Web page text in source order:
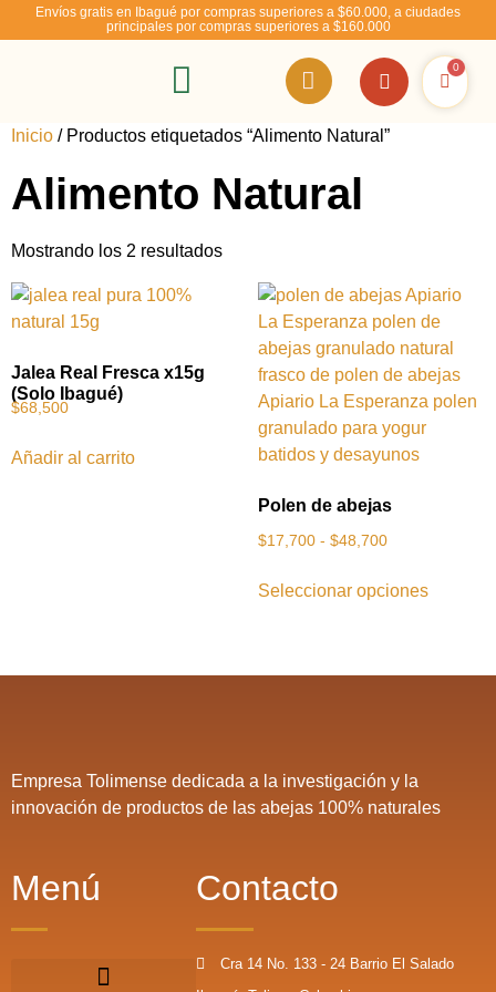
Envíos gratis en Ibagué por compras superiores a $60.000, a ciudades
principales por compras superiores a $160.000
0
Inicio / Productos etiquetados “Alimento Natural”
Alimento Natural
Mostrando los 2 resultados
Jalea Real Fresca x15g
(Solo Ibagué)
$68,500
Añadir al carrito
Polen de abejas
$17,700 - $48,700
Seleccionar opciones
Empresa Tolimense dedicada a la investigación y la
innovación de productos de las abejas 100% naturales
Menú Contacto
Cra 14 No. 133 - 24 Barrio El Salado